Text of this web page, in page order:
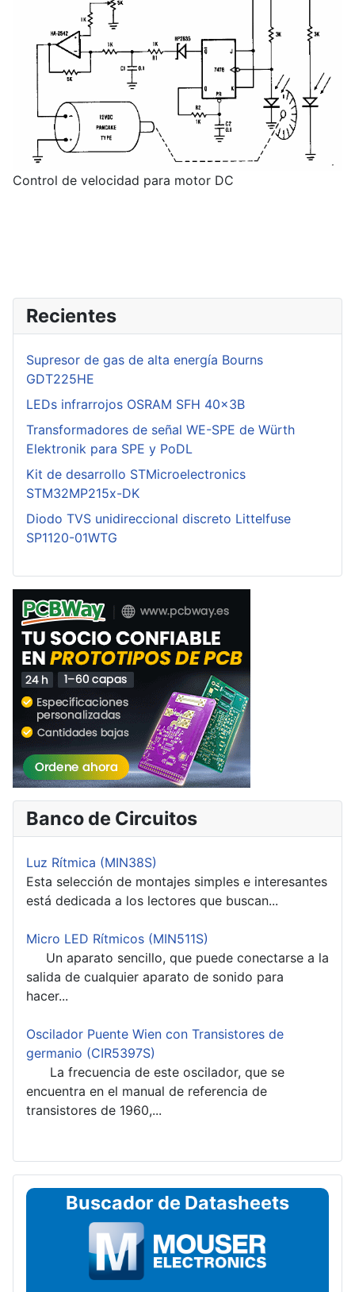
Control de velocidad para motor DC
Recientes
Supresor de gas de alta energía Bourns
GDT225HE
LEDs infrarrojos OSRAM SFH 40x3B
Transformadores de señal WE-SPE de Würth
Elektronik para SPE y PoDL
Kit de desarrollo STMicroelectronics
STM32MP215x-DK
Diodo TVS unidireccional discreto Littelfuse
SP1120-01WTG
Banco de Circuitos
Luz Rítmica (MIN38S)
Esta selección de montajes simples e interesantes
está dedicada a los lectores que buscan...
Micro LED Rítmicos (MIN511S)
Un aparato sencillo, que puede conectarse a la
salida de cualquier aparato de sonido para
hacer...
Oscilador Puente Wien con Transistores de
germanio (CIR5397S)
La frecuencia de este oscilador, que se
encuentra en el manual de referencia de
transistores de 1960,...
Buscador de Datasheets